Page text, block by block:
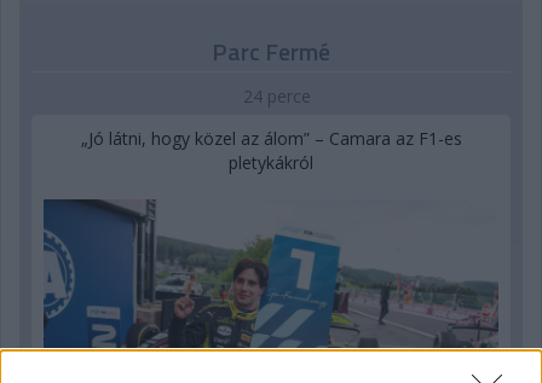
Parc Fermé
24 perce
„Jó látni, hogy közel az álom” – Camara az F1-es
pletykákról